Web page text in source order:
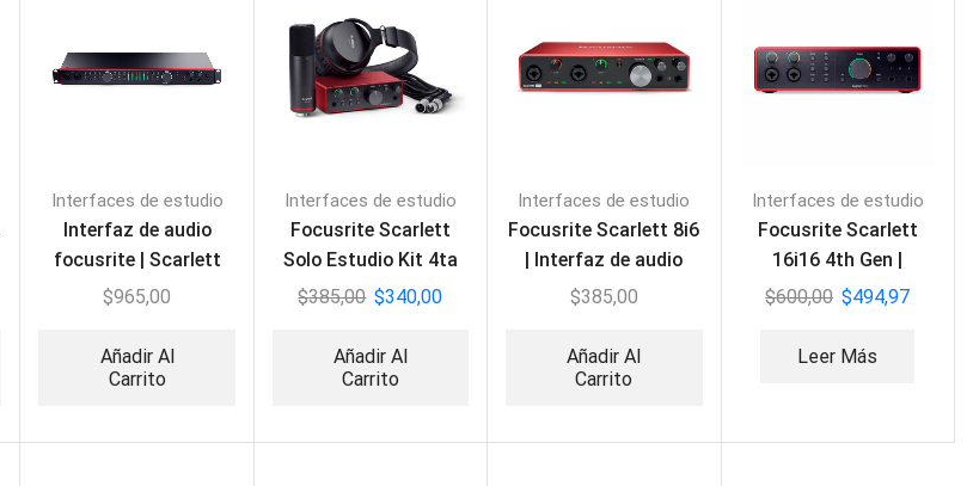
Interfaces de estudio
Interfaz de audio
focusrite | Scarlett
18i20 4TH GEN
$965,00
Añadir Al
Carrito
Interfaces de estudio
Focusrite Scarlett
Solo Estudio Kit 4ta
Gen
$385,00 $340,00
Añadir Al
Carrito
Interfaces de estudio
Focusrite Scarlett 8i6
| Interfaz de audio
USB (3ra generación)
$385,00
Añadir Al
Carrito
Interfaces de estudio
Focusrite Scarlett
16i16 4th Gen |
Interfaz de Grabación
$600,00 $494,97
Leer Más